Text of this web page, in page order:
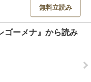
無料立読み
ゴーメナ』から読み